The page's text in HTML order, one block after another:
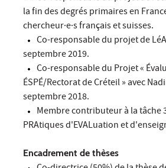
la fin des degrés primaires en
chercheur·e·s français et suisses.
Co-responsable du projet de
septembre 2019.
Co-responsable du Projet «
ÉSPÉ/Rectorat de Créteil » avec
septembre 2018.
Membre contributeur à la tâche
PRAtiques d'EVALuation et
Encadrement de thèses